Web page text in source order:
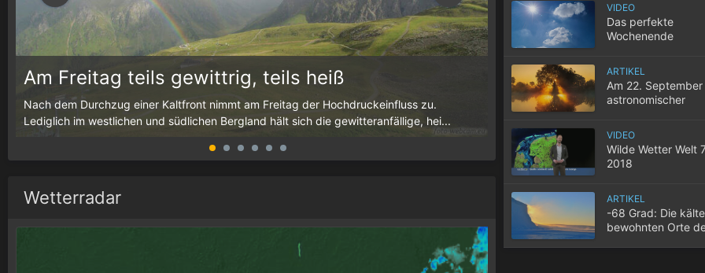
Am Freitag teils gewittrig, teils heiß
Nach dem Durchzug einer Kaltfront nimmt am Freitag der Hochdruckeinfluss zu.
Lediglich im westlichen und südlichen Bergland hält sich die gewitteranfällige, hei...
10 Tipps für einen
Wenn selbst in der Nacht die
Wetterradar
VIDEO
Das perfekte
Wochenende
ARTIKEL
Am 22.
astronomischer
VIDEO
Wilde Wetter Welt
2018
ARTIKEL
-68 Grad: Die
bewohnten Orte